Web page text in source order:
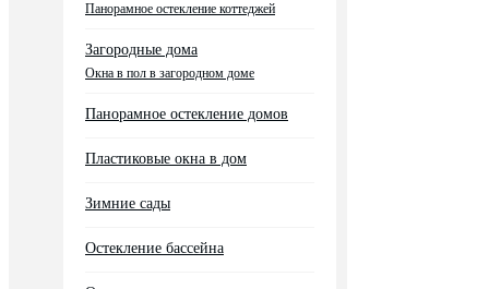
Панорамное остекление коттеджей
Загородные дома
Окна в пол в загородном доме
Панорамное остекление домов
Пластиковые окна в дом
Зимние сады
Остекление бассейна